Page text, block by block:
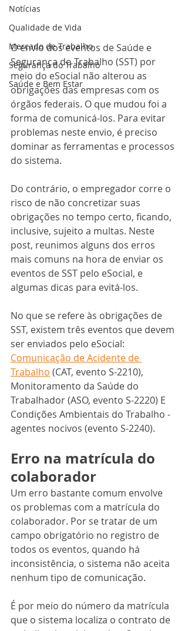
Notícias
Qualidade de Vida
Mercado de Trabalho
Segurança do Trabalho
Saúde e Bem Estar
O envio dos eventos de Saúde e
Segurança do Trabalho (SST) por
meio do eSocial não alterou as
obrigações das empresas com os
órgãos federais. O que mudou foi a
forma de comunicá-los. Para evitar
problemas neste envio, é preciso
dominar as ferramentas e processos
do sistema.
Do contrário, o empregador corre o
risco de não concretizar suas
obrigações no tempo certo, ficando,
inclusive, sujeito a multas. Neste
post, reunimos alguns dos erros
mais comuns na hora de enviar os
eventos de SST pelo eSocial, e
algumas dicas para evitá-los.
No que se refere às obrigações de
SST, existem três eventos que devem
ser enviados pelo eSocial:
Comunicação de Acidente de
Trabalho (CAT, evento S-2210),
Monitoramento da Saúde do
Trabalhador (ASO, evento S-2220) E
Condições Ambientais do Trabalho -
agentes nocivos (evento S-2240).
Erro na matrícula do
colaborador
Um erro bastante comum envolve
os problemas com a matrícula do
colaborador. Por se tratar de um
campo obrigatório no registro de
todos os eventos, quando há
inconsistência, o sistema não aceita
nenhum tipo de comunicação.
É por meio do número da matrícula
que o sistema localiza o contrato de